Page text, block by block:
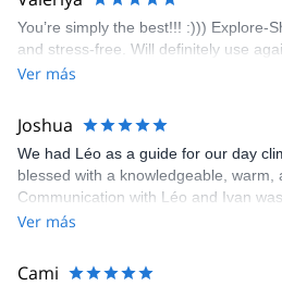
enjoy the climbs. Explore-Share made
climbing experience in Lisbon
was fantastic, and the platform’s
You’re simply the best!!! :))) Explore-
and stress-free. Will definitely use
Ver más
Joshua
We had Léo as a guide for our day
blessed with a knowledgeable, warm,
Communication with Léo and Ivan
Share was excellent in arranging
making our adventure stress-free.
Ver más
Cami